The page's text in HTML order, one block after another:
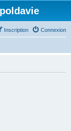
Connexion
Inscription